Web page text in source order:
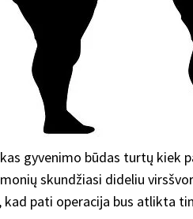
gyvenimo būdas turtų
skundžiasi dideliu
pati operacija bus atlikta